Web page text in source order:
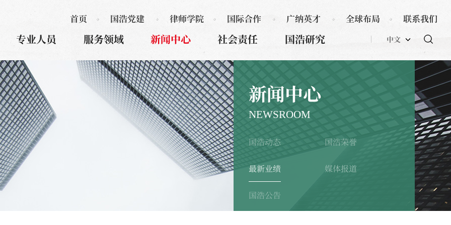
专业人员 服务领域 新闻中心 社会责任 国浩研究 中文
首页 国浩党建 律师学院 国际合作 广纳英才 全球布局 联系我们
新闻中心
NEWSROOM
国浩动态 国浩荣誉
最新业绩 媒体报道
国浩公告